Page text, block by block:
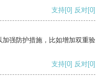
支持[0] 反对[0]
强防护措施，比如增加双重验
支持[0] 反对[0]